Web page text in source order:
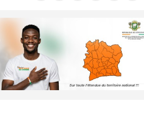
SOCIÉTÉ
Côte d'Ivoire :
promet des sanctions
les déguerpissements